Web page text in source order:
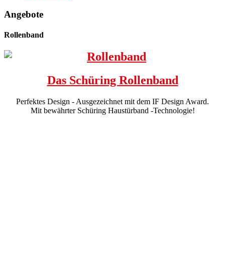
Angebote
Rollenband
Das Schüring Rollenband
Perfektes Design - Ausgezeichnet mit dem IF Design Award.
Mit bewährter Schüring Haustürband -Technologie!